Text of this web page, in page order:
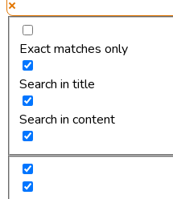
Exact matches only
Search in title
Search in content